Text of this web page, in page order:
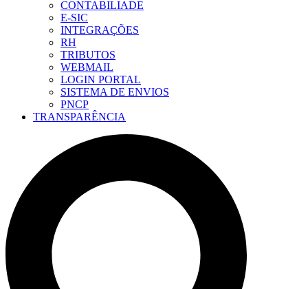
CONTABILIADE
E-SIC
INTEGRAÇÕES
RH
TRIBUTOS
WEBMAIL
LOGIN PORTAL
SISTEMA DE ENVIOS
PNCP
TRANSPARÊNCIA